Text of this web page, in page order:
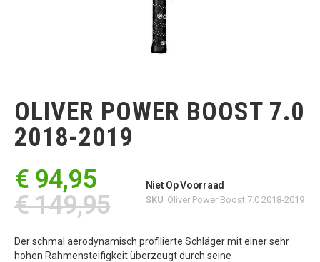
begin
van
de
afbeeldingen-
OLIVER POWER BOOST 7.0
2018-2019
€ 94,95
€ 149,95
Niet Op Voorraad
SKU Oliver Power Boost 7.0 2018-2019
Der schmal aerodynamisch profilierte Schläger mit einer sehr
hohen Rahmensteifigkeit überzeugt durch seine